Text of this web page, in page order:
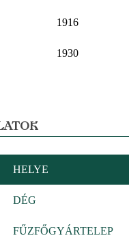
1916
1930
HELYE
DÉG
FŰZFŐGYÁRTELEP